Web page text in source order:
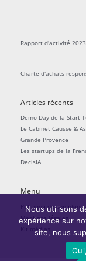
Rapport d'activité 2023
Charte d'achats
Articles récents
Demo Day de la Start
Le Cabinet Causse &
Grande Provence
Les startups de la
DecisIA
Menu
Politique de
Mentions légales
Kit médias
Nous utilisons
expérience sur
site, nous